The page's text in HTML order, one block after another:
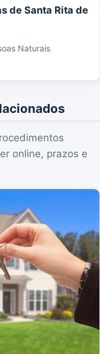
de Santa Rita de
Naturais
online, prazos e